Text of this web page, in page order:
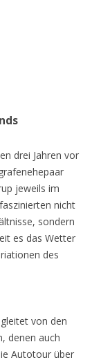
drei Jahren vor
jeweils im
nicht
sondern
es das Wetter
des
von den
denen auch
Autotour über